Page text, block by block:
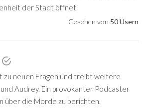
der Stadt öffnet.
Gesehen von 50 Usern
zu neuen Fragen und treibt weitere
und Audrey. Ein provokanter Podcaster
über die Morde zu berichten.